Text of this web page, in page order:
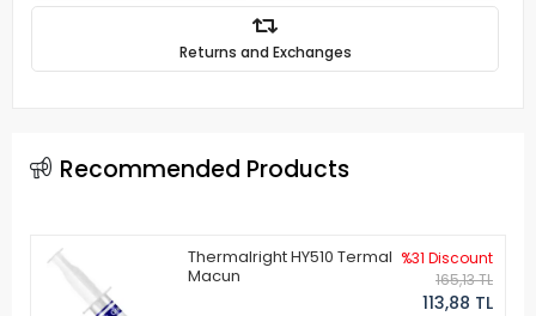
Returns and Exchanges
Recommended Products
Thermalright HY510 Termal
Macun
%31 Discount
165,13 TL
113,88 TL